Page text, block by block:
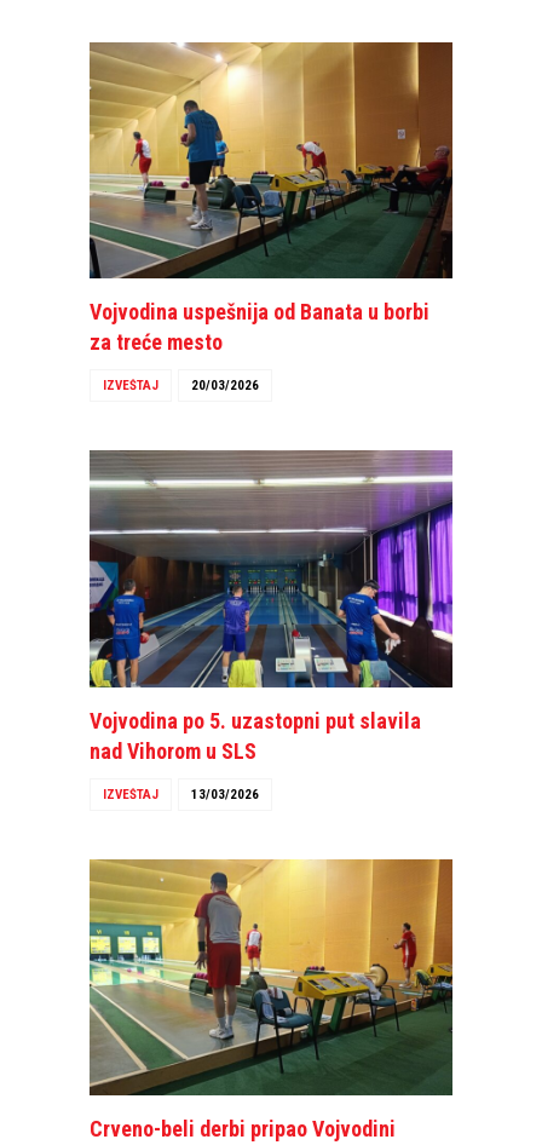
Vojvodina uspešnija od Banata u borbi
za treće mesto
IZVEŠTAJ 20/03/2026
Vojvodina po 5. uzastopni put slavila
nad Vihorom u SLS
IZVEŠTAJ 13/03/2026
Crveno-beli derbi pripao Vojvodini